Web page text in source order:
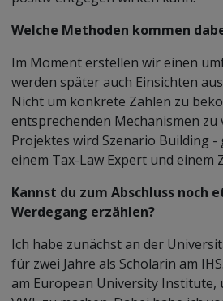
Welche Methoden kommen
Im Moment erstellen wir einen
werden später auch Einsichten
Nicht um konkrete Zahlen zu
entsprechenden Mechanismen
Projektes wird Szenario Building
einem Tax-Law Expert und
Kannst du zum Abschluss noch
Werdegang erzählen?
Ich habe zunächst an der
für zwei Jahre als Scholarin am
am European University Institute,